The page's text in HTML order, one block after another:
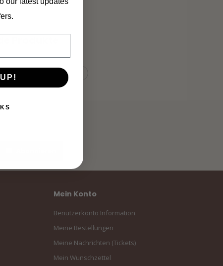
Mein Konto
Benutzerkonto Information
Meine Bestellungen
Meine Nachrichten (Tickets)
Mein Wunschzettel